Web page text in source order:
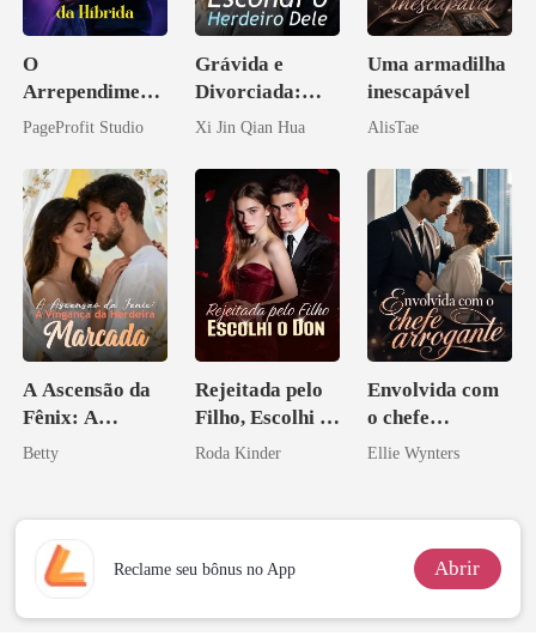
O
Arrependiment
o do Alfa: O
da Híbrida
PageProfit Studio
Grávida e
Divorciada:
Escondi o
Xi Jin Qian Hua
Uma armadilha
inescapável
AlisTae
A Ascensão da
Fênix: A
Vingança da
Betty
Rejeitada pelo
Filho, Escolhi o
Don
Roda Kinder
Envolvida com
o chefe
arrogante
Ellie Wynters
Reclame seu bônus no App Abrir